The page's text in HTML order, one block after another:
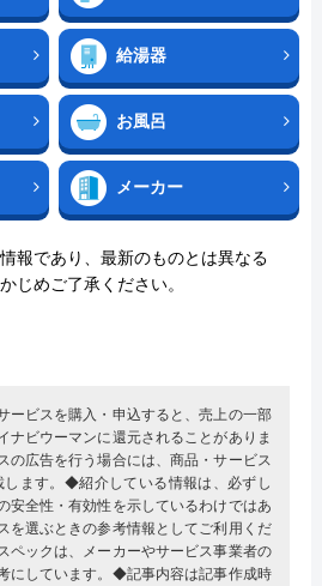
給湯器
お風呂
メーカー
報であり、最新のものとは異なる
じめご了承ください。
ビスを購入・申込すると、売上の一部
ナビウーマンに還元されることがありま
広告を行う場合には、商品・サービス
します。◆紹介している情報は、必ずし
安全性・有効性を示しているわけではあ
を選ぶときの参考情報としてご利用くだ
ペックは、メーカーやサービス事業者の
にしています。◆記事内容は記事作成時